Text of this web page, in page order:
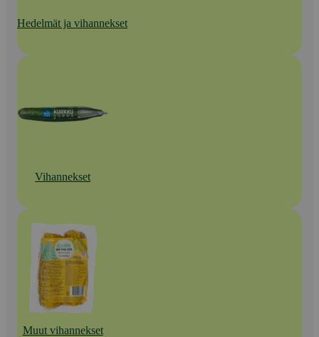
Hedelmät ja vihannekset
Vihannekset
Muut vihannekset